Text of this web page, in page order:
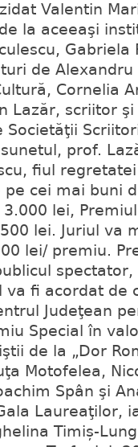
Valentin
la aceeaşi
Gabriela
de Alexandru
Cornelia
Lazăr, scriitor
Societăţii
prof.
fiul
cei mai buni
lei,
lei. Juriul va
lei/ premiu.
va fi acordat
Judeţean
Special în
de la „Dor
Motofelea,
Spân şi
Laureaţilor,
Timiș-